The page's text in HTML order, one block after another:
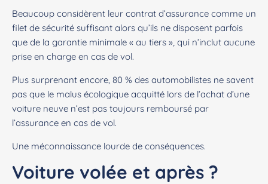
Beaucoup considèrent leur contrat d’assurance comme un
filet de sécurité suffisant alors qu’ils ne disposent parfois
que de la garantie minimale « au tiers », qui n’inclut aucune
prise en charge en cas de vol.
Plus surprenant encore, 80 % des automobilistes ne savent
pas que le malus écologique acquitté lors de l’achat d’une
voiture neuve n’est pas toujours remboursé par
l’assurance en cas de vol.
Une méconnaissance lourde de conséquences.
Voiture volée et après ?